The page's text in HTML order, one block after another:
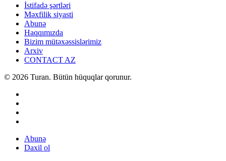
İstifadə şərtləri
Məxfilik siyasti
Abunə
Haqqımızda
Bizim mütəxəssislərimiz
Arxiv
CONTACT AZ
© 2026 Turan. Bütün hüquqlar qorunur.
Abunə
Daxil ol